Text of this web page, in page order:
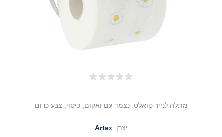
מתלה לנייר טואלט. נצמד עם ואקום, כיסוי, צבע כרום
יצרן: Artex